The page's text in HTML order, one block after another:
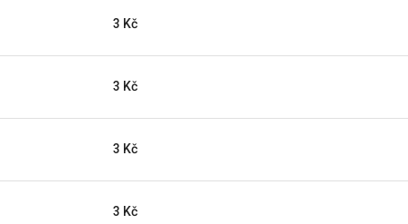
3 Kč
3 Kč
3 Kč
3 Kč